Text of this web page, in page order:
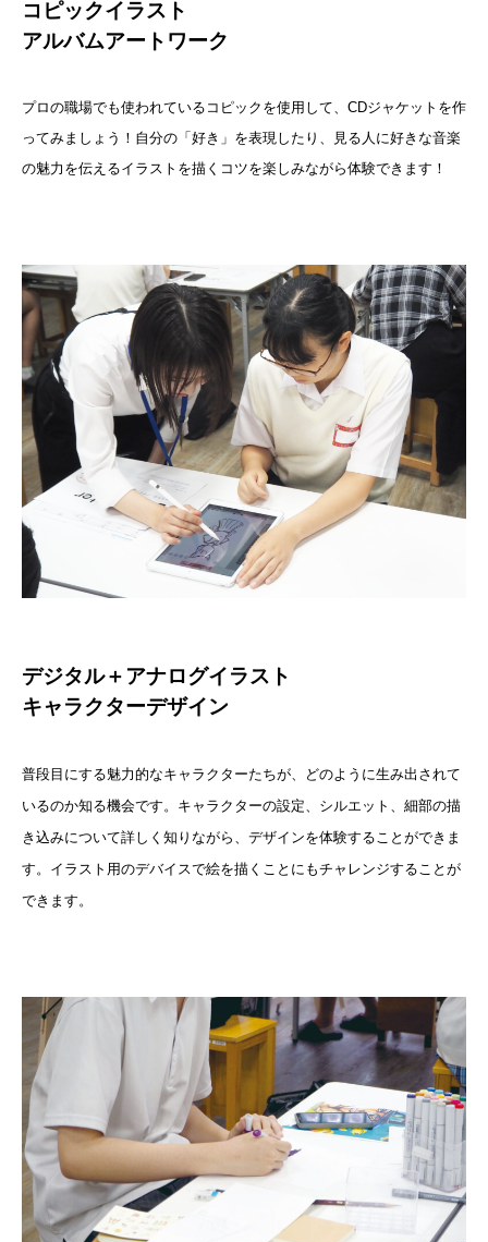
コピックイラスト
アルバムアートワーク
プロの職場でも使われているコピックを使用して、CDジャケットを作
ってみましょう！自分の「好き」を表現したり、見る人に好きな音楽
の魅力を伝えるイラストを描くコツを楽しみながら体験できます！
デジタル＋アナログイラスト
キャラクターデザイン
普段目にする魅力的なキャラクターたちが、どのように生み出されて
いるのか知る機会です。キャラクターの設定、シルエット、細部の描
き込みについて詳しく知りながら、デザインを体験することができま
す。イラスト用のデバイスで絵を描くことにもチャレンジすることが
できます。